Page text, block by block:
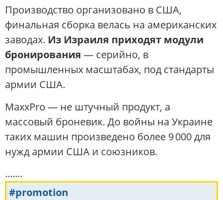
Производство организовано в США,
финальная сборка велась на американских
заводах. Из Израиля приходят модули
бронирования — серийно, в
промышленных масштабах, под стандарты
армии США.
MaxxPro — не штучный продукт, а
массовый броневик. До войны на Украине
таких машин произведено более 9 000 для
нужд армии США и союзников.
.......
#promotion